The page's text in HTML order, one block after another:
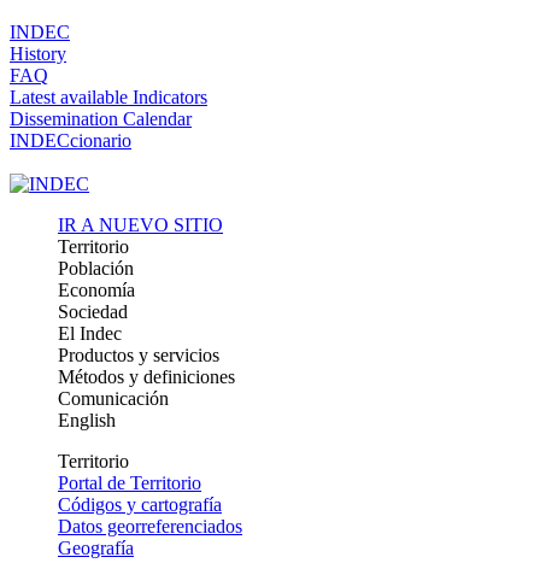
INDEC
History
FAQ
Latest available Indicators
Dissemination Calendar
INDECcionario
IR A NUEVO SITIO
Territorio
Población
Economía
Sociedad
El Indec
Productos y servicios
Métodos y definiciones
Comunicación
English
Territorio
Portal de Territorio
Códigos y cartografía
Datos georreferenciados
Geografía